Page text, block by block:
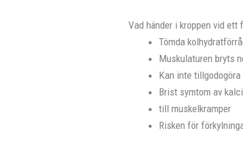
Vad händer i kroppen vid
Tömda
Muskulaturen bryts
Kan inte
Brist symtom av
till muskelkramper
Risken för